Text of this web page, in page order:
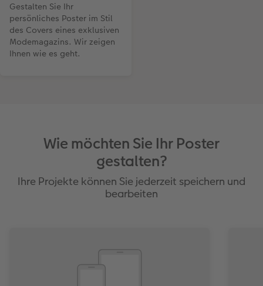
Gestalten Sie Ihr
persönliches Poster im Stil
des Covers eines exklusiven
Modemagazins. Wir zeigen
Ihnen wie es geht.
Wie möchten Sie Ihr Poster
gestalten?
Ihre Projekte können Sie jederzeit speichern und
bearbeiten